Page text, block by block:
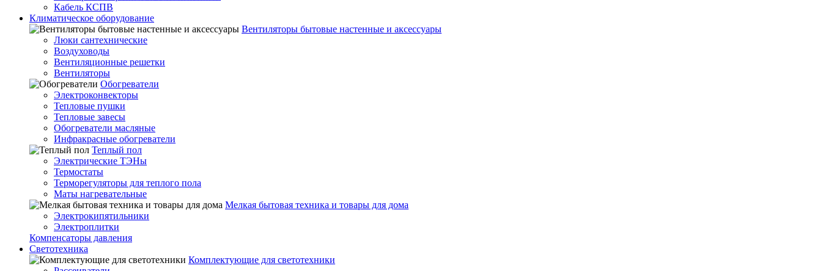
Кабель КСПВ
Климатическое оборудование
Вентиляторы бытовые настенные и аксессуары
Люки сантехнические
Воздуховоды
Вентиляционные решетки
Вентиляторы
Обогреватели
Электроконвекторы
Тепловые пушки
Тепловые завесы
Обогреватели масляные
Инфракрасные обогреватели
Теплый пол
Электрические ТЭНы
Термостаты
Терморегуляторы для теплого пола
Маты нагревательные
Мелкая бытовая техника и товары для дома
Электрокипятильники
Электроплитки
Компенсаторы давления
Светотехника
Комплектующие для светотехники